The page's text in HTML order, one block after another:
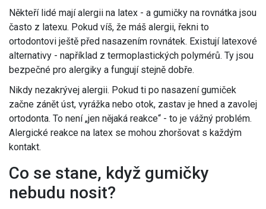
Někteří lidé mají alergii na latex - a gumičky na rovnátka jsou
často z latexu. Pokud víš, že máš alergii, řekni to
ortodontovi ještě před nasazením rovnátek. Existují latexové
alternativy - například z termoplastických polymérů. Ty jsou
bezpečné pro alergiky a fungují stejně dobře.
Nikdy nezakrývej alergii. Pokud ti po nasazení gumiček
začne zánět úst, vyrážka nebo otok, zastav je hned a zavolej
ortodonta. To není „jen nějaká reakce“ - to je vážný problém.
Alergické reakce na latex se mohou zhoršovat s každým
kontakt.
Co se stane, když gumičky
nebudu nosit?